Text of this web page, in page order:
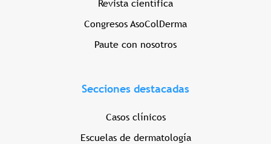
Revista científica
Congresos AsoColDerma
Paute con nosotros
Secciones destacadas
Casos clínicos
Escuelas de dermatología